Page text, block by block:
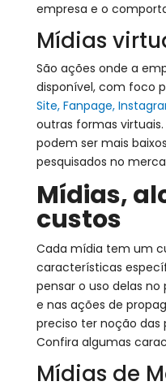
empresa e o
Mídias
São ações onde a
disponível, com foco
Site, Fanpage,
outras formas
podem ser mais
pesquisados no
Mídias,
custos
Cada mídia tem um
características
pensar o uso delas
e nas ações de
preciso ter noção das
Confira algumas
Mídias de